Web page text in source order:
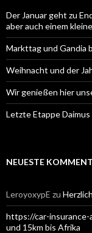
Der Januar geht zu
aber auch einem
Markttag und Gandia
Weihnacht und der
Wir genießen hier
Letzte Etappe Daimus
NEUESTE
LeroyoxypE zu
https://car-insurance-
und 15km bis Afrika